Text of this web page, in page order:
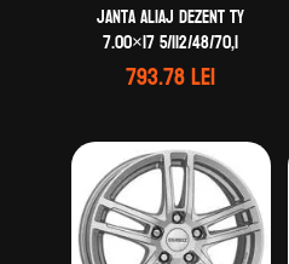
Janta aliaj DEZENT TY
7.00×17 5/112/48/70,1
793.78lei